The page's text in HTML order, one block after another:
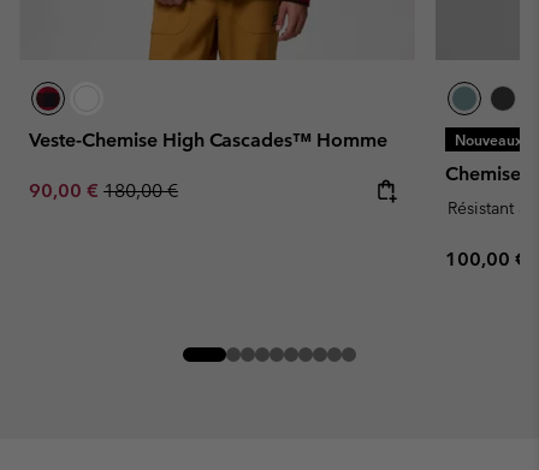
Veste-Chemise High Cascades™ Homme
Sale price:
90,00 € Regular price:
180,00 €
Nouveaux
Chemise
Résistant à
Regular
100,00 €